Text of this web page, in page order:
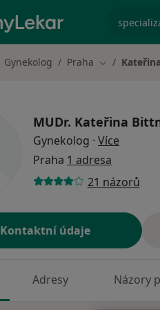
Gynekolog Praha Změna města
MUDr. Kateřina
Gynekolog · Více
Praha 1 adresa
21 názorů
Kontaktní údaje
Adresy Názory